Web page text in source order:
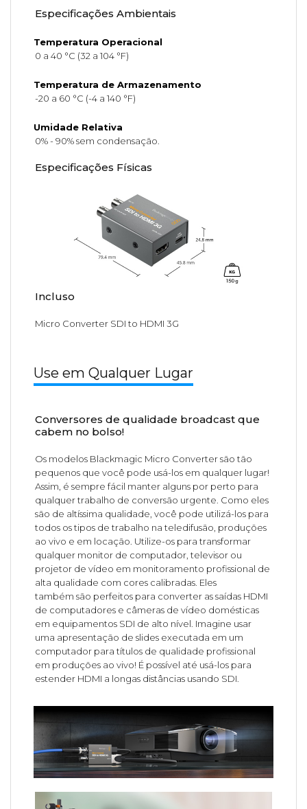
Especificações Ambientais
Temperatura Operacional
0 a 40 °C (32 a 104 °F)
Temperatura de Armazenamento
-20 a 60 °C (-4 a 140 °F)
Umidade Relativa
0% - 90% sem condensação.
Especificações Físicas
Incluso
Micro Converter SDI to HDMI 3G
Use em Qualquer Lugar
Conversores de qualidade broadcast que
cabem no bolso!
Os modelos Blackmagic Micro Converter são tão
pequenos que você pode usá-los em qualquer lugar!
Assim, é sempre fácil manter alguns por perto para
qualquer trabalho de conversão urgente. Como eles
são de altíssima qualidade, você pode utilizá-los para
todos os tipos de trabalho na teledifusão, produções
ao vivo e em locação. Utilize-os para transformar
qualquer monitor de computador, televisor ou
projetor de vídeo em monitoramento profissional de
alta qualidade com cores calibradas. Eles
também são perfeitos para converter as saídas HDMI
de computadores e câmeras de vídeo domésticas
em equipamentos SDI de alto nível. Imagine usar
uma apresentação de slides executada em um
computador para títulos de qualidade profissional
em produções ao vivo! É possível até usá-los para
estender HDMI a longas distâncias usando SDI.